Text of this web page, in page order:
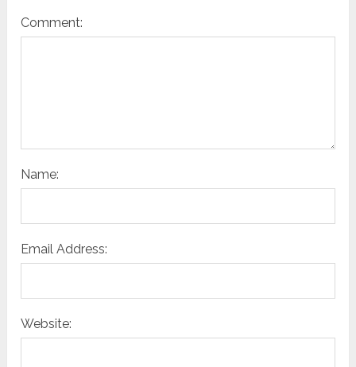
Comment:
Name:
Email Address:
Website: